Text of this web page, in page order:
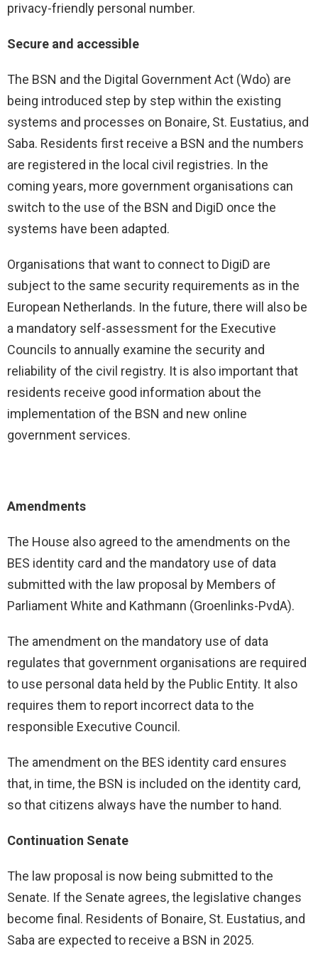
privacy-friendly personal number.
Secure and accessible
The BSN and the Digital Government Act (Wdo) are
being introduced step by step within the existing
systems and processes on Bonaire, St. Eustatius, and
Saba. Residents first receive a BSN and the numbers
are registered in the local civil registries. In the
coming years, more government organisations can
switch to the use of the BSN and DigiD once the
systems have been adapted.
Organisations that want to connect to DigiD are
subject to the same security requirements as in the
European Netherlands. In the future, there will also be
a mandatory self-assessment for the Executive
Councils to annually examine the security and
reliability of the civil registry. It is also important that
residents receive good information about the
implementation of the BSN and new online
government services.
Amendments
The House also agreed to the amendments on the
BES identity card and the mandatory use of data
submitted with the law proposal by Members of
Parliament White and Kathmann (Groenlinks-PvdA).
The amendment on the mandatory use of data
regulates that government organisations are required
to use personal data held by the Public Entity. It also
requires them to report incorrect data to the
responsible Executive Council.
The amendment on the BES identity card ensures
that, in time, the BSN is included on the identity card,
so that citizens always have the number to hand.
Continuation Senate
The law proposal is now being submitted to the
Senate. If the Senate agrees, the legislative changes
become final. Residents of Bonaire, St. Eustatius, and
Saba are expected to receive a BSN in 2025.